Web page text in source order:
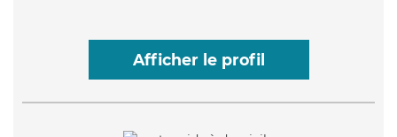
Afficher le profil